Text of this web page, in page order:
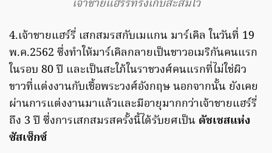
เจ้าชายแฮร์รี่ทรงเก็บสะสมไว้
4.เจ้าชายแฮร์รี่ เสกสมรสกับเมแกน มาร์เคิล ในวันที่ 19
พ.ค.2562 ซึ่งทำให้มาร์เคิลกลายเป็นชาวอเมริกันคนแรก
ในรอบ 80 ปี และเป็นสะใภ้ในราชวงศ์คนแรกที่ไม่ใช่ผิว
ขาวที่แต่งงานกับเชื้อพระวงศ์อังกฤษ นอกจากนั้น ยังเคย
ผ่านการแต่งงานมาแล้วและมีอายุมากกว่าเจ้าชายแฮร์รี่
ถึง 3 ปี ซึ่งการเสกสมรสครั้งนี้ได้รับยศเป็น ดัชเชสแห่ง
ซัสเซ็กซ์